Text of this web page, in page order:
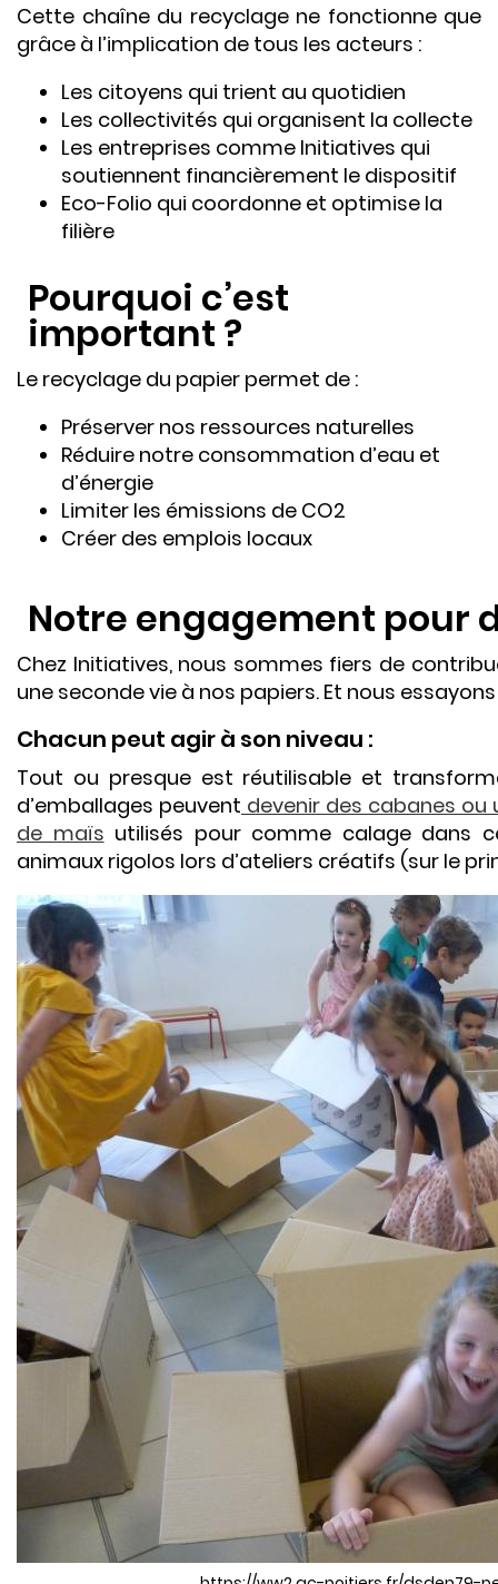
Cette chaîne du recyclage ne fonctionne que
grâce à l’implication de tous les acteurs :
Les citoyens qui trient au quotidien
Les collectivités qui organisent la collecte
Les entreprises comme Initiatives qui
soutiennent financièrement le dispositif
Eco-Folio qui coordonne et optimise la
filière
Pourquoi c’est
important ?
Le recyclage du papier permet de :
Préserver nos ressources naturelles
Réduire notre consommation d’eau et
d’énergie
Limiter les émissions de CO2
Créer des emplois locaux
Notre engagement pour
Chez Initiatives, nous sommes fiers de
une seconde vie à nos papiers. Et nous
Chacun peut agir à son niveau :
Tout ou presque est réutilisable et
d’emballages peuvent devenir des cabanes ou
de maïs utilisés pour comme calage dans
animaux rigolos lors d’ateliers créatifs (sur le